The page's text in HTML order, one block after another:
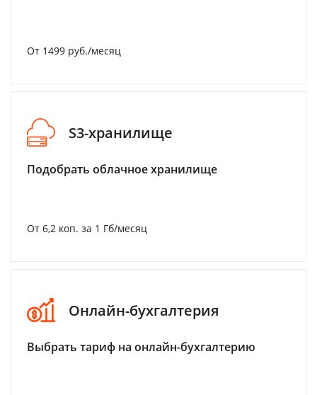
От 1499 руб./месяц
S3-хранилище
Подобрать облачное хранилище
От 6,2 коп. за 1 Гб/месяц
Онлайн-бухгалтерия
Выбрать тариф на онлайн-бухгалтерию